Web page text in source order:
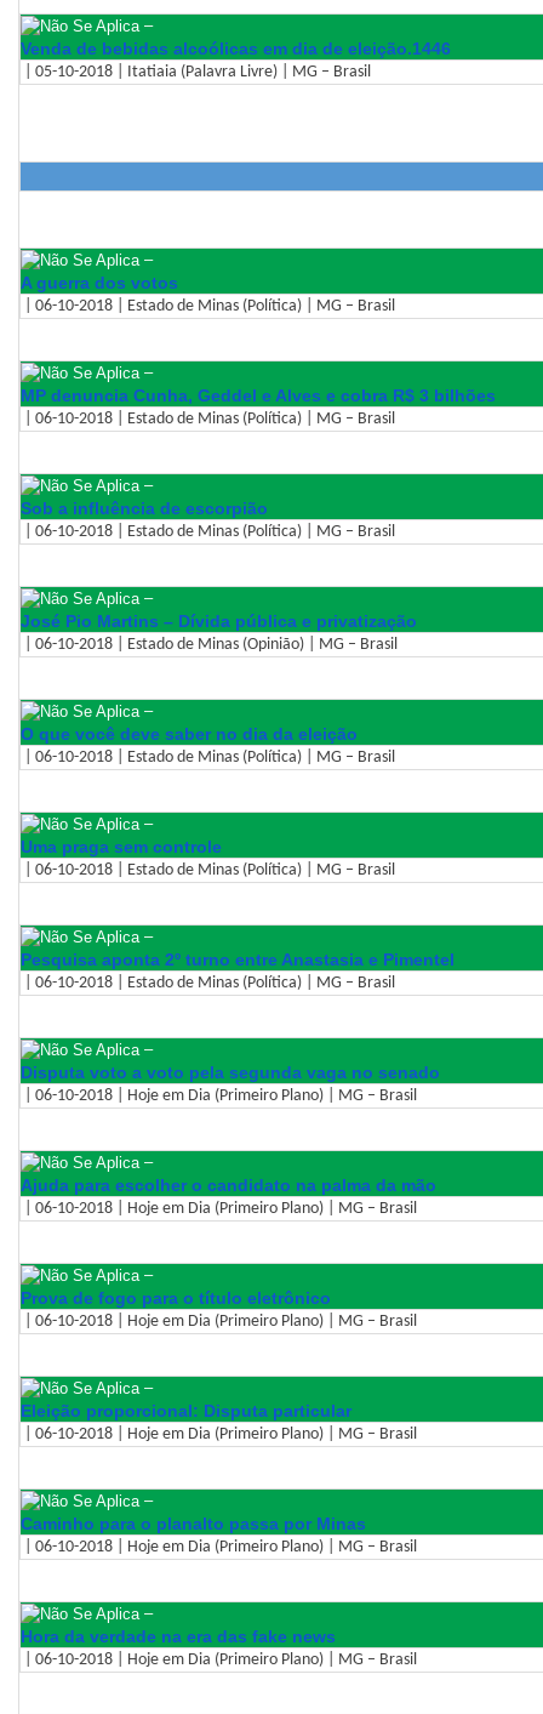
–
Venda de bebidas alcoólicas em dia de eleição.1446
| 05-10-2018 | Itatiaia (Palavra Livre) | MG – Brasil
–
A guerra dos votos
| 06-10-2018 | Estado de Minas (Política) | MG – Brasil
–
MP denuncia Cunha, Geddel e Alves e cobra R$ 3 bilhões
| 06-10-2018 | Estado de Minas (Política) | MG – Brasil
–
Sob a influência de escorpião
| 06-10-2018 | Estado de Minas (Política) | MG – Brasil
–
José Pio Martins – Dívida pública e privatização
| 06-10-2018 | Estado de Minas (Opinião) | MG – Brasil
–
O que você deve saber no dia da eleição
| 06-10-2018 | Estado de Minas (Política) | MG – Brasil
–
Uma praga sem controle
| 06-10-2018 | Estado de Minas (Política) | MG – Brasil
–
Pesquisa aponta 2º turno entre Anastasia e Pimentel
| 06-10-2018 | Estado de Minas (Política) | MG – Brasil
–
Disputa voto a voto pela segunda vaga no senado
| 06-10-2018 | Hoje em Dia (Primeiro Plano) | MG – Brasil
–
Ajuda para escolher o candidato na palma da mão
| 06-10-2018 | Hoje em Dia (Primeiro Plano) | MG – Brasil
–
Prova de fogo para o título eletrônico
| 06-10-2018 | Hoje em Dia (Primeiro Plano) | MG – Brasil
–
Eleição proporcional: Disputa particular
| 06-10-2018 | Hoje em Dia (Primeiro Plano) | MG – Brasil
–
Caminho para o planalto passa por Minas
| 06-10-2018 | Hoje em Dia (Primeiro Plano) | MG – Brasil
–
Hora da verdade na era das fake news
| 06-10-2018 | Hoje em Dia (Primeiro Plano) | MG – Brasil